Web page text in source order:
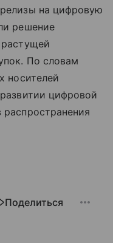
на цифровую
решение
По словам
носителей
цифровой
Поделиться